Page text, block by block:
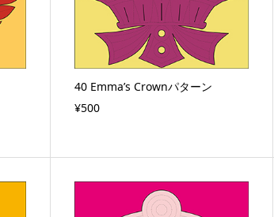
40 Emma’s Crownパターン
¥500